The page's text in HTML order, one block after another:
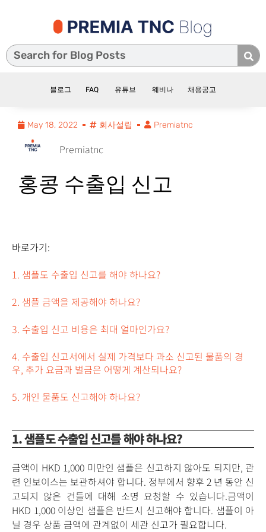
블로그 FAQ 유튜브 웨비나 채용공고
May 18, 2022 회사설립 Premiatnc
Premiatnc
홍콩 수출입 신고
바로가기:
1. 샘플도 수출입 신고를 해야 하나요?
2. 샘플 금액을 제공해야 하나요?
3. 수출입 신고 비용은 최대 얼마인가요?
4. 수출입 신고서에서 실제 가격보다 과소 신고된 물품의 경
우, 추가 요금과 벌금은 어떻게 계산되나요?
5. 개인 물품도 신고해야 하나요?
1. 샘플도 수출입 신고를 해야 하나요?
금액이 HKD 1,000 미만인 샘플은 신고하지 않아도 되지만, 관
련 인보이스는 보관하셔야 합니다. 정부에서 향후 2 년 동안 신
고되지 않은 건들에 대해 소명 요청할 수 있습니다. ​ 금액이
HKD 1,000 이상인 샘플은 반드시 신고해야 합니다. 샘플이 아
닐 경우 상품 금액에 관계없이 세관 신고가 필요합니다.